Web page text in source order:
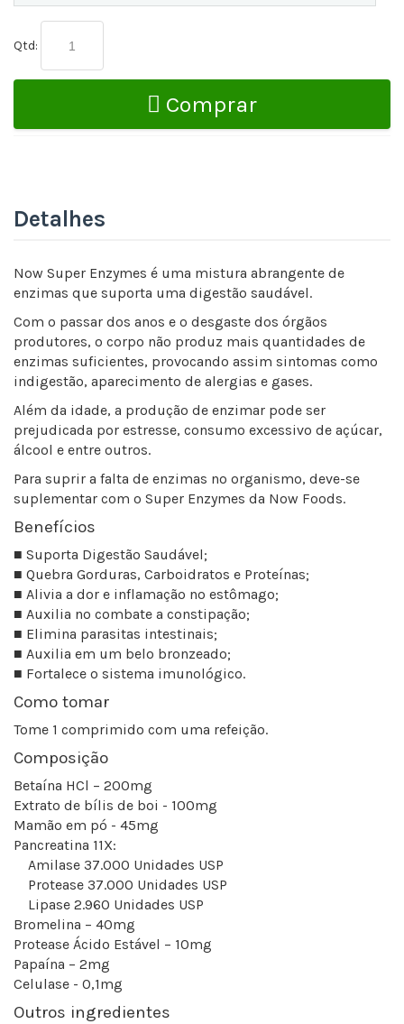
Qtd:
Comprar
Detalhes
Now Super Enzymes é uma mistura abrangente de
enzimas que suporta uma digestão saudável.
Com o passar dos anos e o desgaste dos órgãos
produtores, o corpo não produz mais quantidades de
enzimas suficientes, provocando assim sintomas como
indigestão, aparecimento de alergias e gases.
Além da idade, a produção de enzimar pode ser
prejudicada por estresse, consumo excessivo de açúcar,
álcool e entre outros.
Para suprir a falta de enzimas no organismo, deve-se
suplementar com o Super Enzymes da Now Foods.
Benefícios
■ Suporta Digestão Saudável;
■ Quebra Gorduras, Carboidratos e Proteínas;
■ Alivia a dor e inflamação no estômago;
■ Auxilia no combate a constipação;
■ Elimina parasitas intestinais;
■ Auxilia em um belo bronzeado;
■ Fortalece o sistema imunológico.
Como tomar
Tome 1 comprimido com uma refeição.
Composição
Betaína HCl – 200mg
Extrato de bílis de boi - 100mg
Mamão em pó - 45mg
Pancreatina 11X:
Amilase 37.000 Unidades USP
Protease 37.000 Unidades USP
Lipase 2.960 Unidades USP
Bromelina – 40mg
Protease Ácido Estável – 10mg
Papaína – 2mg
Celulase - 0,1mg
Outros ingredientes